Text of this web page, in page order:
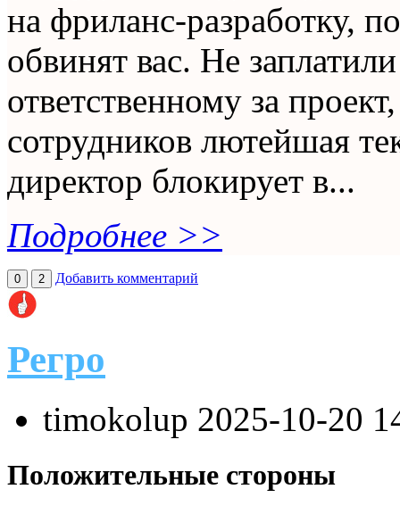
на фриланс-разработку,
обвинят вас. Не
ответственному за
сотрудников лютейшая
директор блокирует в...
Подробнее >>
0 2 Добавить комментарий
Регро
timokolup 2025-10-20
Положительные стороны